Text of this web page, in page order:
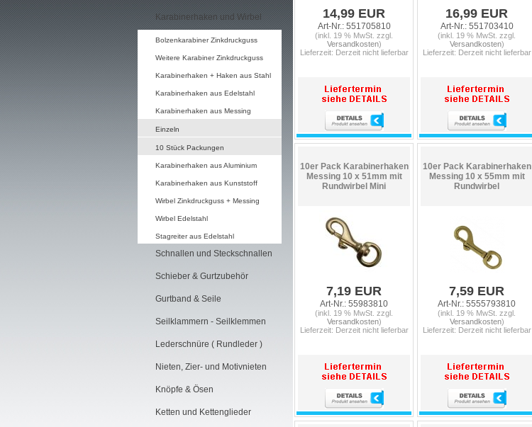
Karabinerhaken und Wirbel
Bolzenkarabiner Zinkdruckguss
Weitere Karabiner Zinkdruckguss
Karabinerhaken + Haken aus Stahl
Karabinerhaken aus Edelstahl
Karabinerhaken aus Messing
Einzeln
10 Stück Packungen
Karabinerhaken aus Aluminium
Karabinerhaken aus Kunststoff
Wirbel Zinkdruckguss + Messing
Wirbel Edelstahl
Stagreiter aus Edelstahl
Schnallen und Steckschnallen
Schieber & Gurtzubehör
Gurtband & Seile
Seilklammern - Seilklemmen
Lederschnüre ( Rundleder )
Nieten, Zier- und Motivnieten
Knöpfe & Ösen
Ketten und Kettenglieder
14,99 EUR
Art-Nr.: 551705810
(inkl. 19 % MwSt. zzgl.
Versandkosten)
Lieferzeit: Derzeit nicht lieferbar
16,99 EUR
Art-Nr.: 551703410
(inkl. 19 % MwSt. zzgl.
Versandkosten)
Lieferzeit: Derzeit nicht lieferbar
10er Pack Karabinerhaken
Messing 10 x 51mm mit
Rundwirbel Mini
7,19 EUR
Art-Nr.: 55983810
(inkl. 19 % MwSt. zzgl.
Versandkosten)
Lieferzeit: Derzeit nicht lieferbar
10er Pack Karabinerhaken
Messing 10 x 55mm mit
Rundwirbel
7,59 EUR
Art-Nr.: 5555793810
(inkl. 19 % MwSt. zzgl.
Versandkosten)
Lieferzeit: Derzeit nicht lieferbar